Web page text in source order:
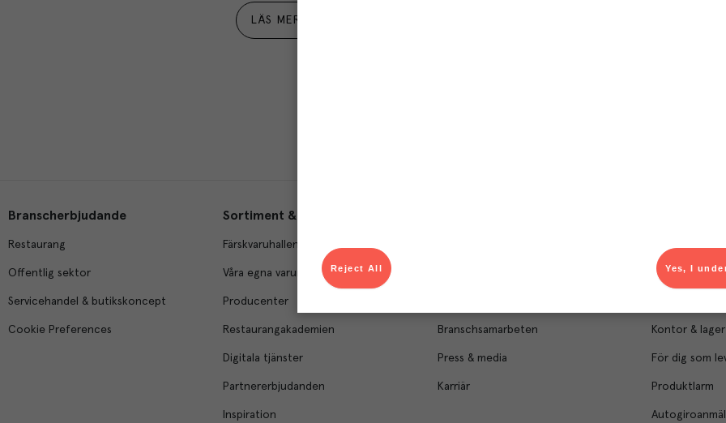
LÄS MER
Branscherbjudande
Restaurang
Offentlig sektor
Servicehandel & butikskoncept
Cookie Preferences
Sortiment & tjänster
Färskvaruhallen
Våra egna varumärken
Producenter
Restaurangakademien
Digitala tjänster
Partnererbjudanden
Inspiration
Branschsamarbeten
Press & media
Karriär
Kundservice
Kontor & lager
För dig som
Produktlarm
Yes, I
Reject All